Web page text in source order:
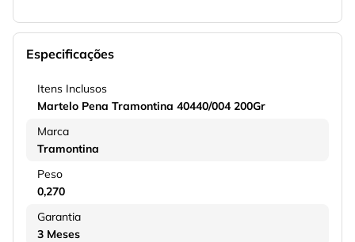
Especificações
Itens Inclusos
Martelo Pena Tramontina 40440/004 200Gr
Marca
Tramontina
Peso
0,270
Garantia
3 Meses